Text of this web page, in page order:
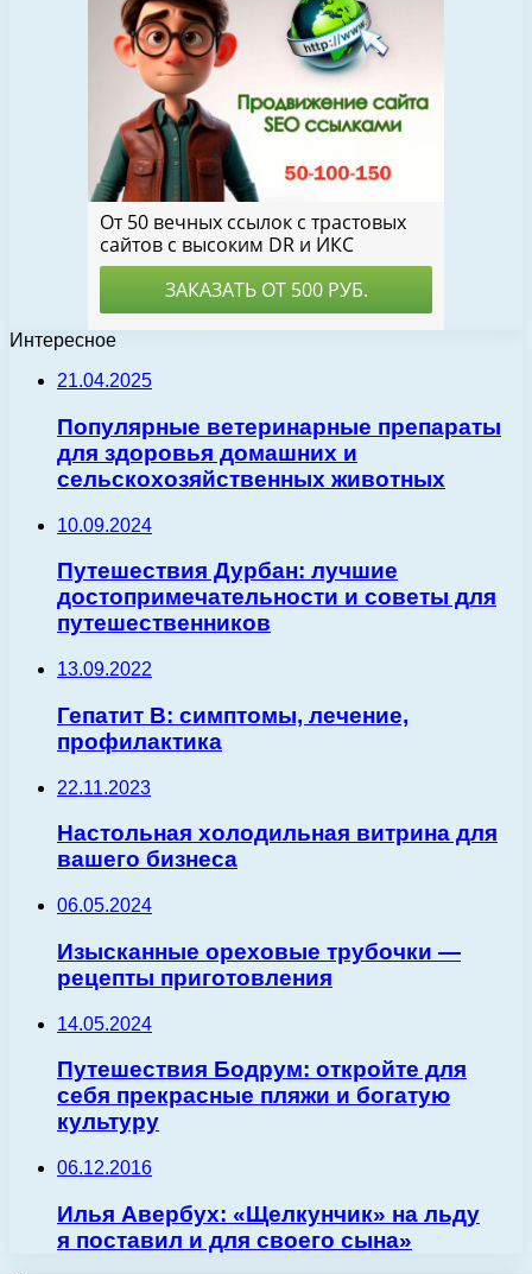
Интересное
21.04.2025
Популярные ветеринарные препараты
для здоровья домашних и
сельскохозяйственных животных
10.09.2024
Путешествия Дурбан: лучшие
достопримечательности и советы для
путешественников
13.09.2022
Гепатит В: симптомы, лечение,
профилактика
22.11.2023
Настольная холодильная витрина для
вашего бизнеса
06.05.2024
Изысканные ореховые трубочки —
рецепты приготовления
14.05.2024
Путешествия Бодрум: откройте для
себя прекрасные пляжи и богатую
культуру
06.12.2016
Илья Авербух: «Щелкунчик» на льду
я поставил и для своего сына»